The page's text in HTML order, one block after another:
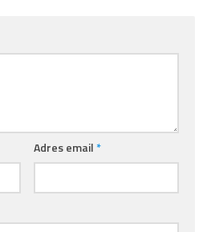
Adres email*